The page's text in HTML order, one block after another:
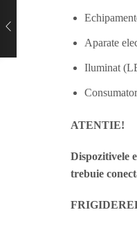
Aparate
Iluminat
ATENTIE!
Dispozitivele
trebuie